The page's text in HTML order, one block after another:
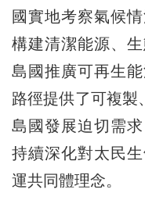
國實地考察氣候
構建清潔能源、
島國推廣可再生
路徑提供了可複製
島國發展迫切需
持續深化對太民
運共同體理念。